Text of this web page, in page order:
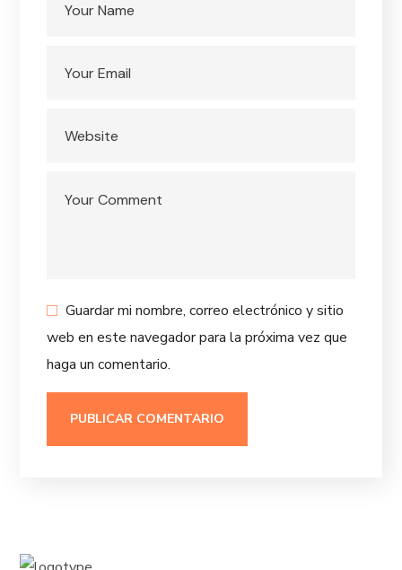
Guardar mi nombre, correo electrónico y sitio
web en este navegador para la próxima vez que
haga un comentario.